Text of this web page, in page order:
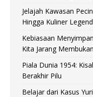
Jelajah Kawasan
Hingga Kuliner
Kebiasaan
Kita Jarang
Piala Dunia 1954:
Berakhir Pilu
Belajar dari Kasus